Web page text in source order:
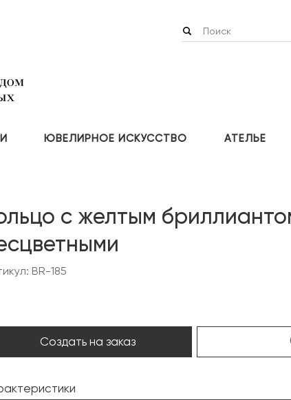
ЮВЕЛИРНОЕ ИСКУССТВО АТЕЛЬЕ
с желтым
BR-185
Создать на заказ